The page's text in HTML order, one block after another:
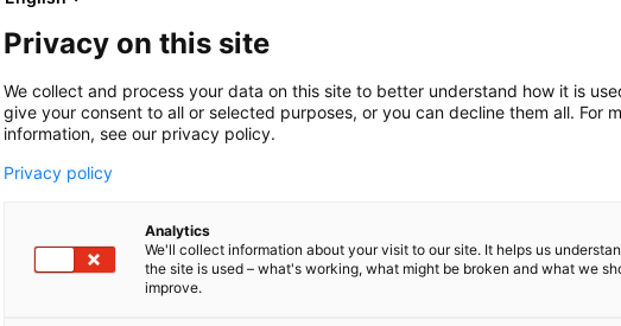
lääketieteen ja hammaslääketieteen erikoisaloilla.
Yhdessä Helsingin yliopiston kanssa muodostamme yhden
tutkimus- ja koulutusyhteisöistä.​ Julkaisemme vuosittain noin
tutkimusta ja 70 väitöskirjaa.
Yliopistollisessa sairaalassa tutkimus on osa hoitoa: arvioimme ja
Privacy on this site
We collect and process your data on this site to better understand how it is
give your consent to all or selected purposes, or you can decline them all. For
information, see our privacy policy.
Privacy policy
Analytics
We'll collect information about your visit to our site. It helps us
the site is used – what's working, what might be broken and what we
improve.